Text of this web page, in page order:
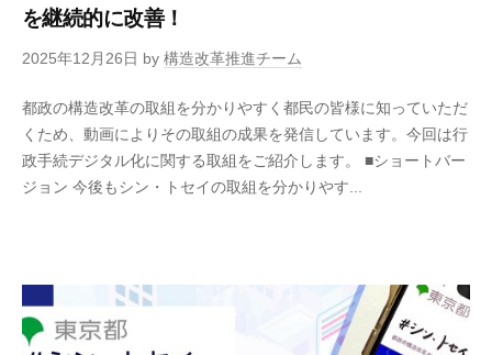
を継続的に改善！
2025年12月26日 by 構造改革推進チーム
都政の構造改革の取組を分かりやすく都民の皆様に知っていただ
くため、動画によりその取組の成果を発信しています。今回は行
政手続デジタル化に関する取組をご紹介します。 ■ショートバー
ジョン 今後もシン・トセイの取組を分かりやす...